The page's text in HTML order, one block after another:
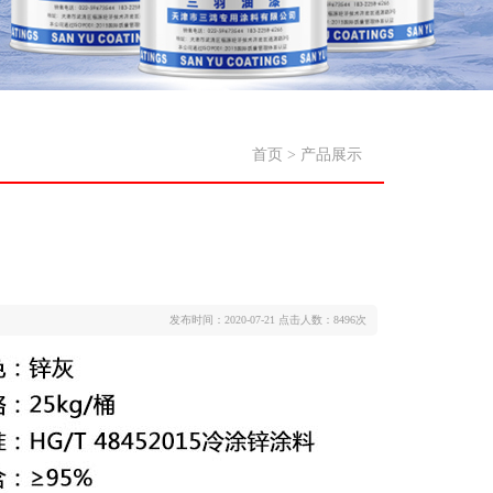
首页 > 产品展示
发布时间：2020-07-21 点击人数：8496次